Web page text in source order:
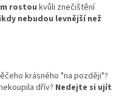
rostou kvůli znečištění
nebudou levnější než
krásného "na později"?
dřív? Nedejte si ujít